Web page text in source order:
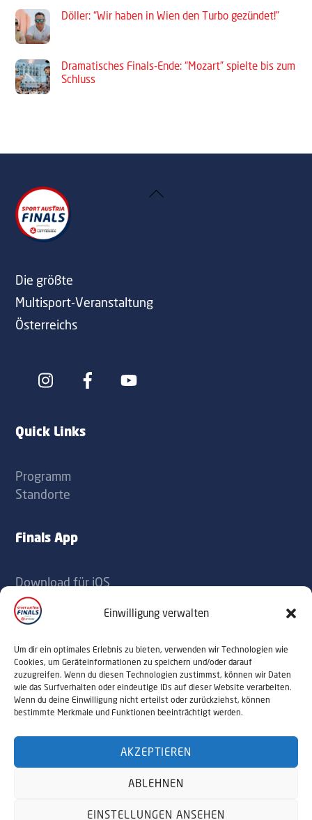
Einwilligung verwalten
Um dir ein optimales Erlebnis zu bieten, verwenden wir Technologien wie
Cookies, um Geräteinformationen zu speichern und/oder darauf
zuzugreifen. Wenn du diesen Technologien zustimmst, können wir Daten
wie das Surfverhalten oder eindeutige IDs auf dieser Website verarbeiten.
Wenn du deine Einwilligung nicht erteilst oder zurückziehst, können
bestimmte Merkmale und Funktionen beeinträchtigt werden.
AKZEPTIEREN
ABLEHNEN
EINSTELLUNGEN ANSEHEN
Döller: “Wir haben in Wien den Turbo gezündet!”
Dramatisches Finals-Ende: “Mozart” spielte bis zum
Schluss
Back
Die größte
Multisport-Veranstaltung
Österreichs
Icon
Icon
Quick Links
Programm
Standorte
Finals App
Download für iOS
Download für Android
Kontakt
office@sportaustriafinals.at
+43 1 504 44 55
© 2026 Sport Austria Finals. Alle Rechte
vorbehalten. Webdesign by